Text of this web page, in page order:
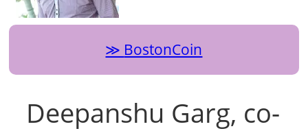
BostonCoin
Deepanshu Garg, co-